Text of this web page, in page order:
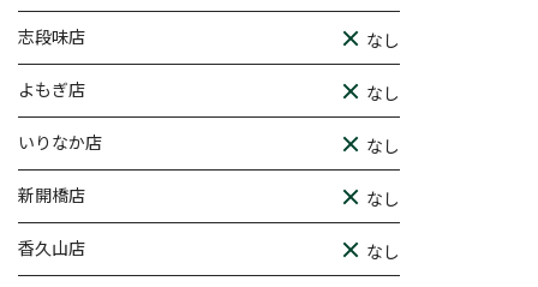
志段味店 なし
よもぎ店 なし
いりなか店 なし
新開橋店 なし
香久山店 なし